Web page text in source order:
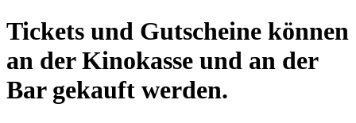
Tickets und Gutscheine können
an der Kinokasse und an der
Bar gekauft werden.